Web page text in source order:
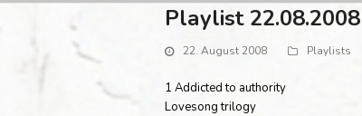
Playlist
22. August 2008 Playlists
1 Addicted to authority
Lovesong trilogy